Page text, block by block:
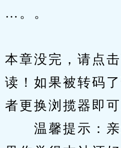
…。。
本章没完，请点
读！如果被转码
者更换浏揽器即可
温馨提示：亲